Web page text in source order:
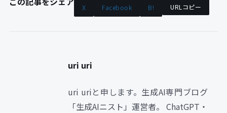
X Facebook B! URLコピー
uri uri
uri uriと申します。生成AI専門ブログ
「生成AIニスト」運営者。 ChatGPT・